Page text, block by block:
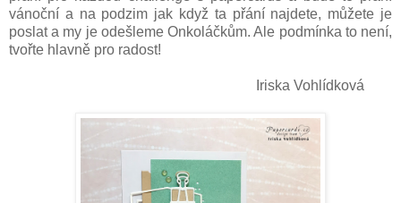
vánoční a na podzim jak když ta přání najdete, můžete je
poslat a my je odešleme Onkoláčkům. Ale podmínka to není,
tvořte hlavně pro radost!
Iriska Vohlídková